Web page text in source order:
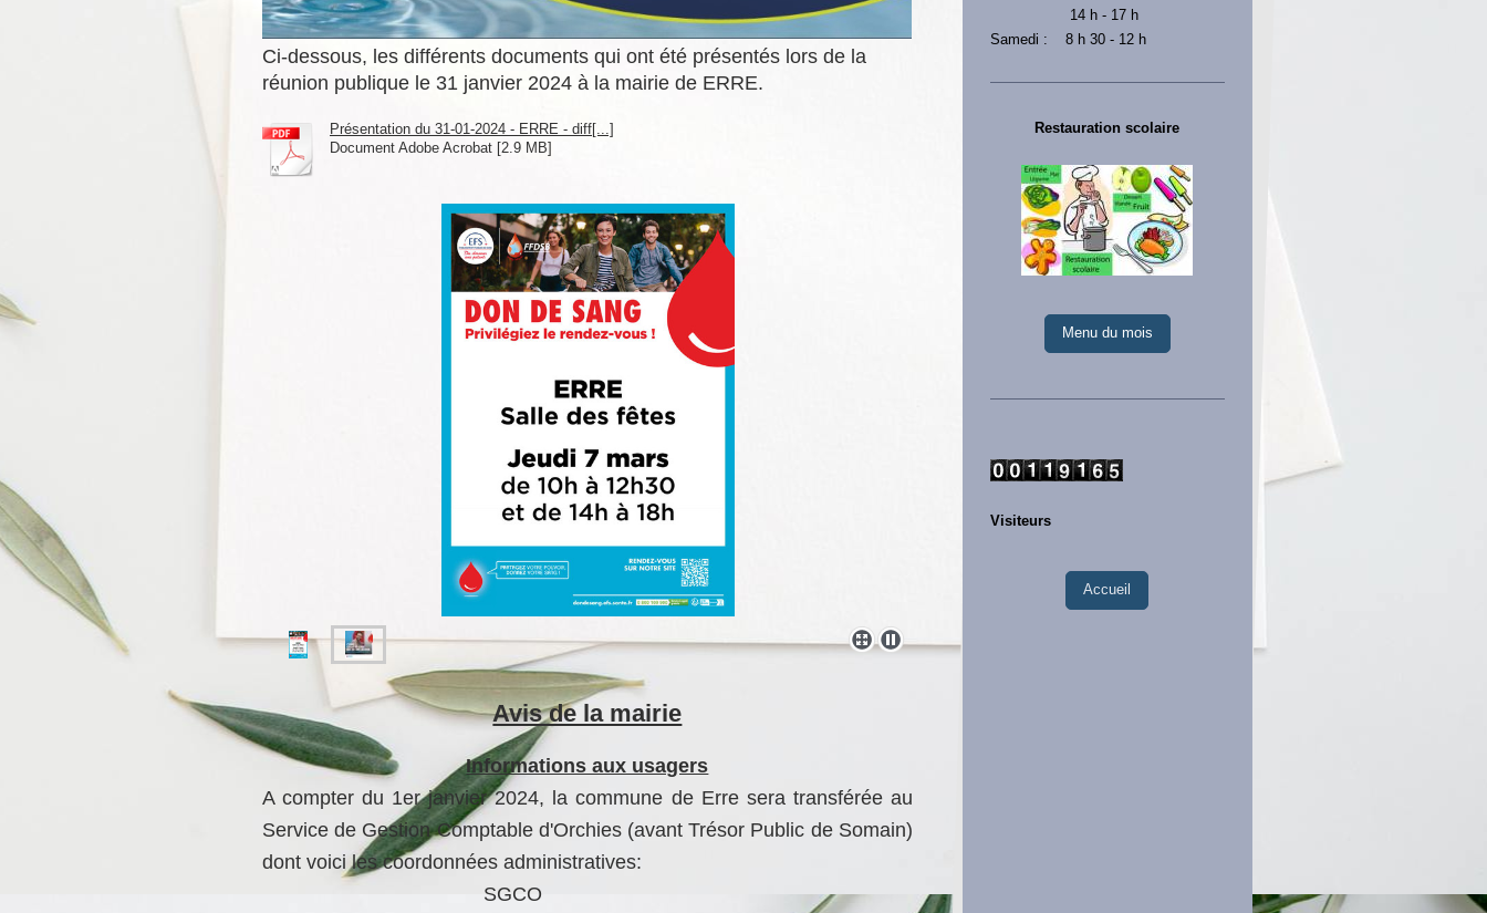
Ci-dessous, les différents documents qui ont été présentés lors de la
réunion publique le 31 janvier 2024 à la mairie de ERRE.
Présentation du 31-01-2024 - ERRE - diff[...]
Document Adobe Acrobat [2.9 MB]
Avis de la mairie
Informations aux usagers
A compter du 1er janvier 2024, la commune de Erre sera transférée au
Service de Gestion Comptable d'Orchies (avant Trésor Public de Somain)
dont voici les coordonnées administratives:
SGCO
14 h - 17 h
Samedi : 8 h 30 - 12 h
Restauration scolaire
Menu du mois
Visiteurs
Accueil